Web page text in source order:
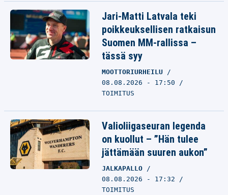
Jari-Matti Latvala teki
poikkeuksellisen ratkaisun
Suomen MM-rallissa –
tässä syy
MOOTTORIURHEILU
08.08.2026 - 17:50
TOIMITUS
Valioliigaseuran legenda
on kuollut – ”Hän tulee
jättämään suuren aukon”
JALKAPALLO
08.08.2026 - 17:32
TOIMITUS